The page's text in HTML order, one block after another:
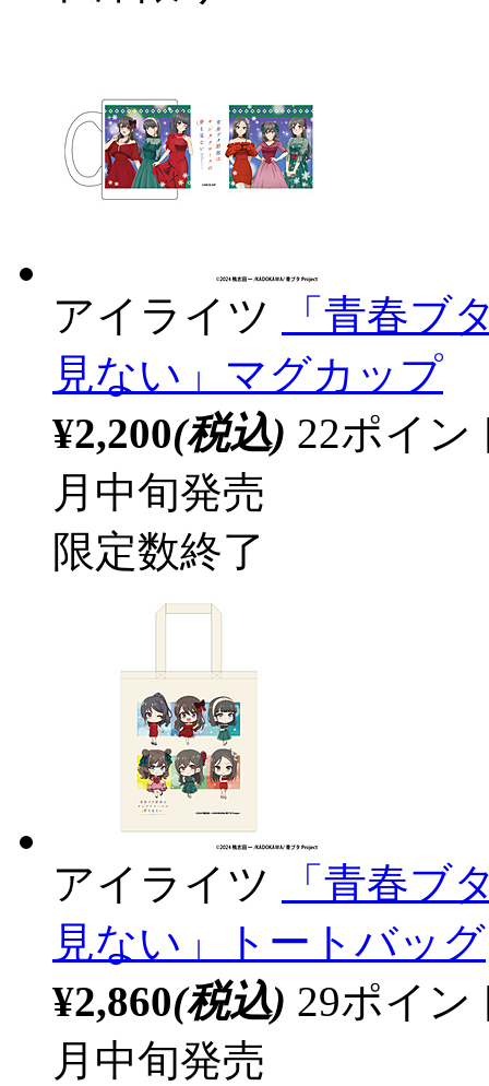
アイライツ
「青春ブ
見ない」マグカップ
¥2,200(税込) 22ポイ
月中旬発売
限定数終了
アイライツ
「青春ブ
見ない」トートバッグ
¥2,860(税込) 29ポイ
月中旬発売